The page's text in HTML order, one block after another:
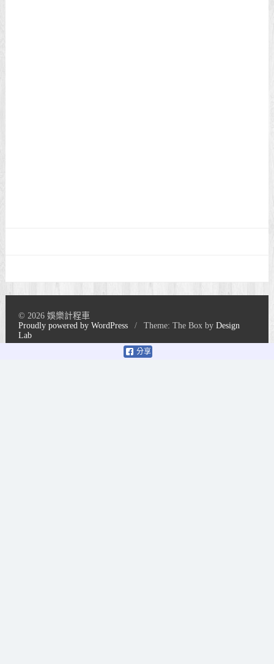
分享
© 2026 娛樂計程車
Proudly powered by WordPress
/ Theme: The Box byDesign
Lab